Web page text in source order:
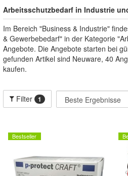
Arbeitsschutzbedarf in Industrie
Im Bereich "Business & Industrie"
& Gewerbebedarf" in der Kategorie
Angebote. Die Angebote starten bei
gefunden Artikel sind Neuware, 40
kaufen.
Filter 1
Bestseller